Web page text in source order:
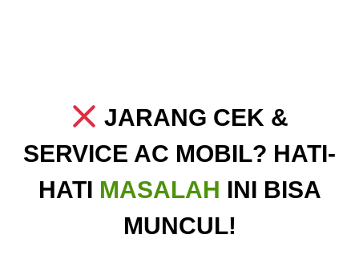
JARANG CEK &
SERVICE AC MOBIL? HATI-
HATI MASALAH INI BISA
MUNCUL!